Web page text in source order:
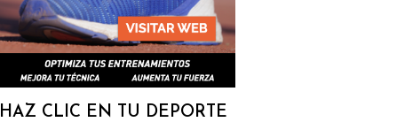
HAZ CLIC EN TU DEPORTE